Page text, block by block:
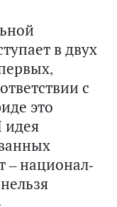
в двух
с
это
идея
– национал-